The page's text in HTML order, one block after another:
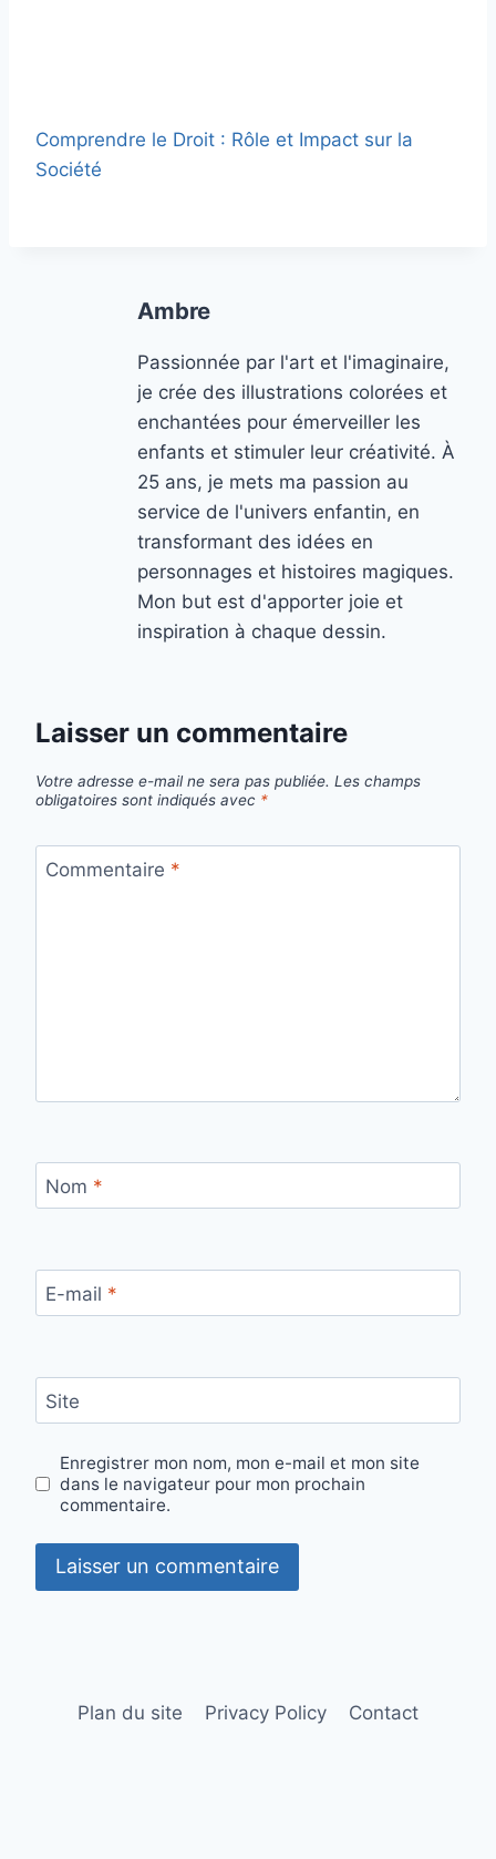
Comprendre le Droit : Rôle et Impact sur la
Société
Ambre
Passionnée par l'art et l'imaginaire,
je crée des illustrations colorées et
enchantées pour émerveiller les
enfants et stimuler leur créativité. À
25 ans, je mets ma passion au
service de l'univers enfantin, en
transformant des idées en
personnages et histoires magiques.
Mon but est d'apporter joie et
inspiration à chaque dessin.
Laisser un commentaire
Votre adresse e-mail ne sera pas publiée. Les champs
obligatoires sont indiqués avec *
Commentaire *
Nom *
E-mail *
Site
Enregistrer mon nom, mon e-mail et mon site
dans le navigateur pour mon prochain
commentaire.
Plan du site Privacy Policy Contact